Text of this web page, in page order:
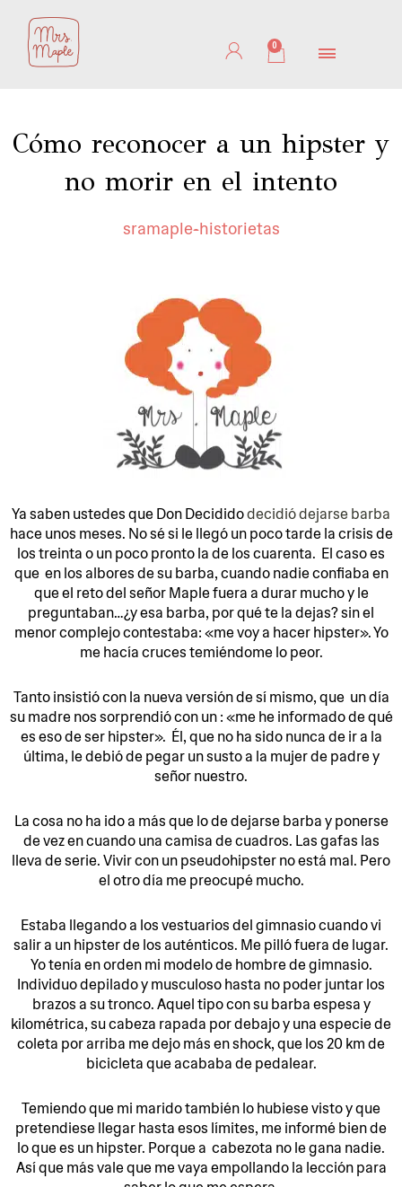
contenido
0
Cart
Cómo reconocer a un hipster y
no morir en el intento
sramaple historietas
Ya saben ustedes que Don Decididodecidió dejarse barba
hace unos meses. No sé si le llegó un poco tarde la crisis de
los treinta o un poco pronto la de los cuarenta. El caso es
que en los albores de su barba, cuando nadie confiaba en
que el reto del señor Maple fuera a durar mucho y le
preguntaban…¿y esa barba, por qué te la dejas? sin el
menor complejo contestaba: «me voy a hacer hipster». Yo
me hacía cruces temiéndome lo peor.
Tanto insistió con la nueva versión de sí mismo, que un día
su madre nos sorprendió con un : «me he informado de qué
es eso de ser hipster». Él, que no ha sido nunca de ir a la
última, le debió de pegar un susto a la mujer de padre y
señor nuestro.
La cosa no ha ido a más que lo de dejarse barba y ponerse
de vez en cuando una camisa de cuadros. Las gafas las
lleva de serie. Vivir con un pseudohipster no está mal. Pero
el otro día me preocupé mucho.
Estaba llegando a los vestuarios del gimnasio cuando vi
salir a un hipster de los auténticos. Me pilló fuera de lugar.
Yo tenía en orden mi modelo de hombre de gimnasio.
Individuo depilado y musculoso hasta no poder juntar los
brazos a su tronco. Aquel tipo con su barba espesa y
kilométrica, su cabeza rapada por debajo y una especie de
coleta por arriba me dejo más en shock, que los 20 km de
bicicleta que acababa de pedalear.
Temiendo que mi marido también lo hubiese visto y que
pretendiese llegar hasta esos límites, me informé bien de
lo que es un hipster. Porque a cabezota no le gana nadie.
Así que más vale que me vaya empollando la lección para